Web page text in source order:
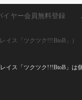
イヤー会員無料登録
イス「ツクツク!!!BtoB」）
イス「ツクツク!!!BtoB」は